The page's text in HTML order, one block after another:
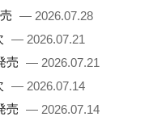
— 2026.07.28
— 2026.07.21
売 — 2026.07.21
— 2026.07.14
売 — 2026.07.14